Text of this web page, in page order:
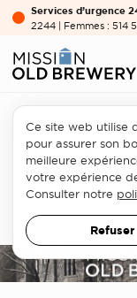
Services d’urgence
2244 | Femmes : 514
Il faut y
Ce site web utilise
pour assurer son
meilleure
votre expérience
Consulter notre
Refuser